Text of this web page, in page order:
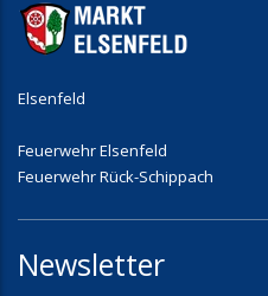
Elsenfeld
Feuerwehr Elsenfeld
Feuerwehr Rück-Schippach
Newsletter